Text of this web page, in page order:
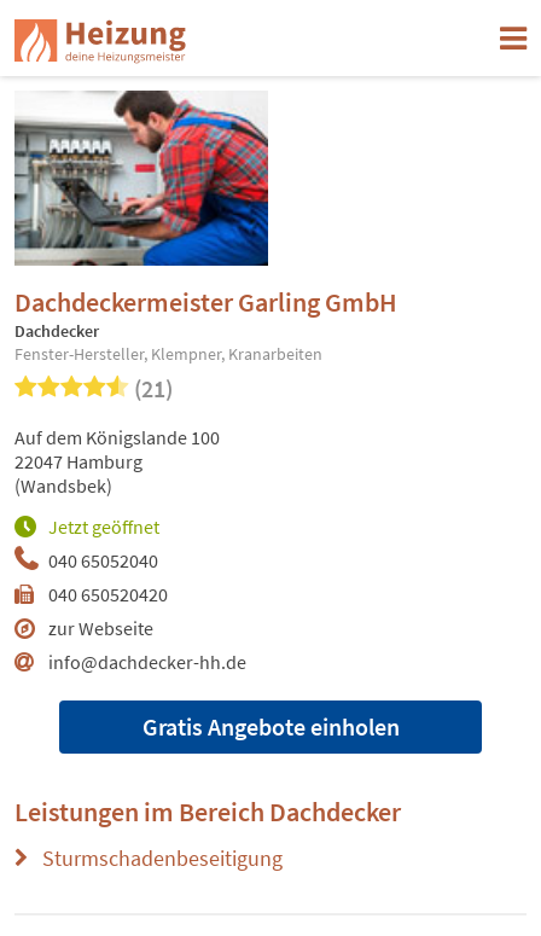
Dachdeckermeister Garling GmbH
Dachdecker
Fenster-Hersteller, Klempner, Kranarbeiten
(21)
040 65052040
040 650520420
zur Webseite
info@dachdecker-hh.de
Jetzt geöffnet
Auf dem Königslande 100
22047 Hamburg
(Wandsbek)
Gratis Angebote einholen
Leistungen im Bereich Dachdecker
Sturmschadenbeseitigung